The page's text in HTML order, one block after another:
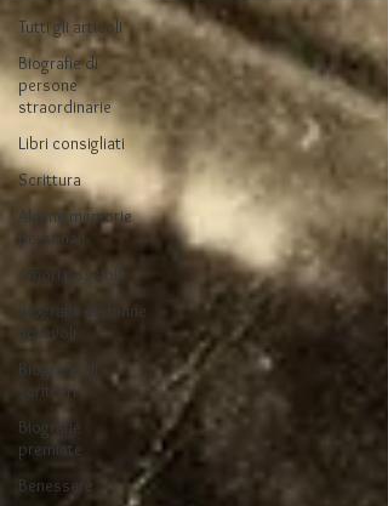
Tutti gli articoli
Biografie di
persone
straordinarie
Libri consigliati
Scrittura
Alcune memorie
personali
Amori possibili
Biografie di donne
notevoli
Biografie di
scrittori
Biografie
premiate
Benessere